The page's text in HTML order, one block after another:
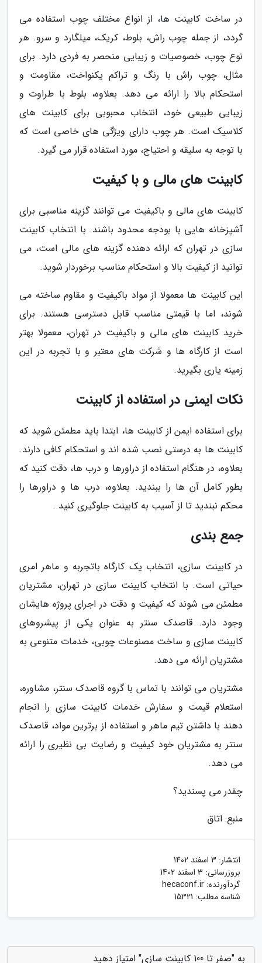
در ساخت کابینت ها، از انواع مختلف چوب استفاده می
گردد، از جمله چوب راش، بلوط، کریک، میلگارد و سرو. هر
نوع چوب، خصوصیات و زیبایی منحصر به فردی دارد. برای
مثال، چوب راش با رنگ و تراکم یکنواخت، مقاومت و
استحکام بالا را ارائه می دهد. بعلاوه، بلوط با طراوت و
زیبایی طبیعی خود، انتخاب محبوبی برای کابینت های
کلاسیک است. هر چوب دارای ویژگی های خاصی است که
با توجه به سلیقه و احتیاج، مورد استفاده قرار می گیرد.
کابینت های مالی و با کیفیت
کابینت های مالی و باکیفیت می توانند گزینه مناسبی برای
آشپزخانه هایی با بودجه محدود باشند. با انتخاب کابینت
سازی در تهران که ارائه دهنده گزینه های مالی است، می
توانید از کیفیت بالا و استحکام مناسب برخوردار شوید.
این کابینت ها معمولا از مواد باکیفیت و مقاوم ساخته می
شوند، اما با قیمتی مناسب قابل دسترسی هستند. برای
خرید کابینت های مالی و باکیفیت در تهران، معمولا بهتر
است از کارگاه ها و شرکت های معتبر و با تجربه در این
زمینه یاری بگیرید.
نکات ایمنی در استفاده از کابینت
برای استفاده ایمن از کابینت ها، ابتدا باید مطمئن شوید که
کابینت ها به درستی نصب شده اند و استحکام کافی دارند.
بعلاوه، در هنگام استفاده از دراورها و درب ها، دقت کنید که
بطور کامل آن ها را ببندید. بعلاوه، درب ها و دراورها را
محکم نبندید تا از آسیب به کابینت جلوگیری کنید..
جمع بندی
در کابینت سازی، انتخاب یک کارگاه باتجربه و ماهر امری
حیاتی است. با انتخاب کابینت سازی در تهران، مشتریان
مطمئن می شوند که کیفیت و دقت در اجرای پروژه هایشان
وجود دارد. قاصدک سنتر به عنوان یکی از پیشروهای
کابینت سازی و ساخت مصنوعات چوبی، خدمات متنوعی به
مشتریان ارائه می دهد.
مشتریان می توانند با تماس با گروه قاصدک سنتر، مشاوره،
استعلام قیمت و سفارش خدمات کابینت سازی را انجام
دهند با داشتن تیم ماهر و استفاده از برترین مواد، قاصدک
سنتر به مشتریان خود کیفیت و رضایت بی نظیری را ارائه
می دهد.
چقدر می پسندید؟
منبع: اتاق
انتشار: 3 اسفند 1402
بروزرسانی: 3 اسفند 1402
گردآورنده: hecaconf.ir
شناسه مطلب: 15321
به "صفر تا 100 کابینت سازی" امتیاز دهید